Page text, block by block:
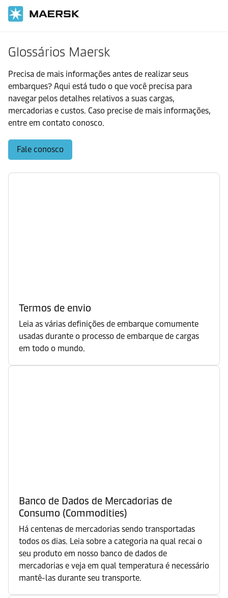
Glossários Maersk
Precisa de mais informações antes de realizar seus
embarques? Aqui está tudo o que você precisa para
navegar pelos detalhes relativos a suas cargas,
mercadorias e custos. Caso precise de mais informações,
entre em contato conosco.
Fale conosco
Termos de envio
Leia as várias definições de embarque comumente
usadas durante o processo de embarque de cargas
em todo o mundo.
Banco de Dados de Mercadorias de
Consumo (Commodities)
Há centenas de mercadorias sendo transportadas
todos os dias. Leia sobre a categoria na qual recai o
seu produto em nosso banco de dados de
mercadorias e veja em qual temperatura é necessário
mantê-las durante seu transporte.